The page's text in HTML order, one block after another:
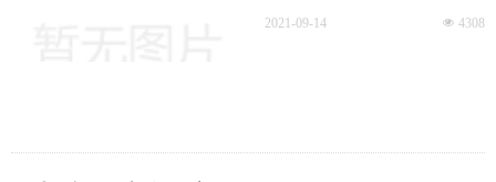
넶 4308
2021-09-14